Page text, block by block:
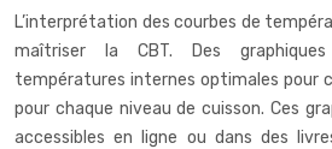
L’interprétation des courbes de
maîtriser la CBT. Des
températures internes optimales pour
pour chaque niveau de cuisson. Ces
accessibles en ligne ou dans des